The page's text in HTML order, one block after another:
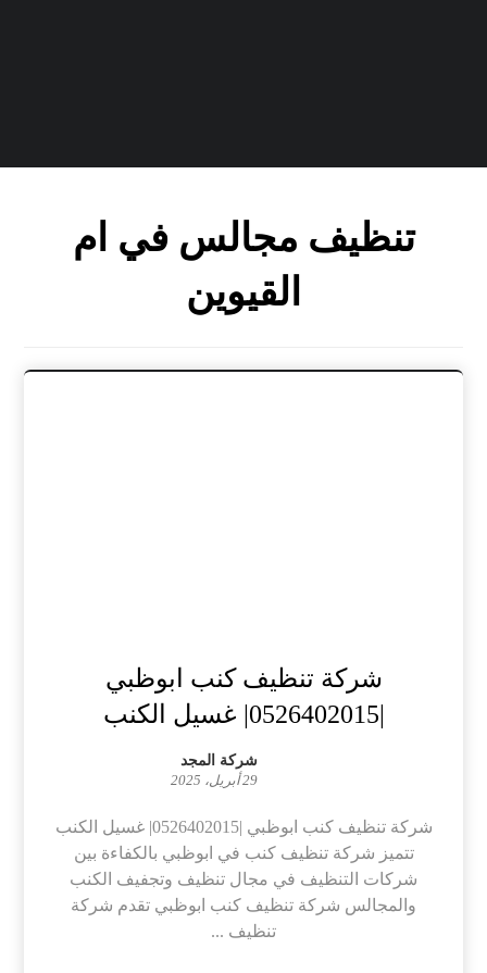
تنظيف مجالس في ام
القيوين
شركة تنظيف كنب ابوظبي
شركة المجد
29 أبريل، 2025
شركة تنظيف كنب ابوظبي |0526402015| غسيل الكنب
تتميز شركة تنظيف كنب في ابوظبي بالكفاءة بين
شركات التنظيف في مجال تنظيف وتجفيف الكنب
والمجالس شركة تنظيف كنب ابوظبي تقدم شركة
تنظيف ...